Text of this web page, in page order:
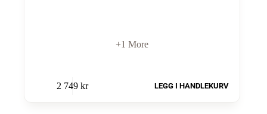
+1 More
2 749 kr LEGG I HANDLEKURV